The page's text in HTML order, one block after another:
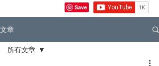
文章
所有文章